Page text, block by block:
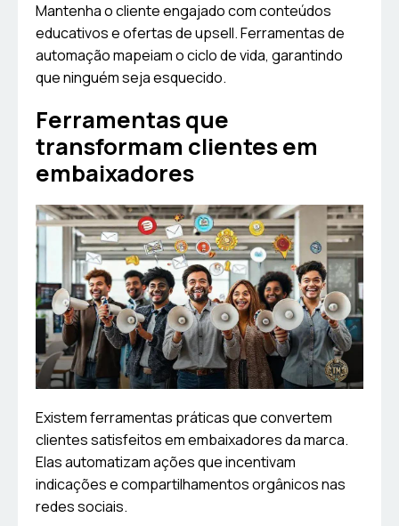
Mantenha o cliente engajado com conteúdos
educativos e ofertas de upsell. Ferramentas de
automação mapeiam o ciclo de vida, garantindo
que ninguém seja esquecido.
Ferramentas que
transformam clientes em
embaixadores
Existem ferramentas práticas que convertem
clientes satisfeitos em embaixadores da marca.
Elas automatizam ações que incentivam
indicações e compartilhamentos orgânicos nas
redes sociais.